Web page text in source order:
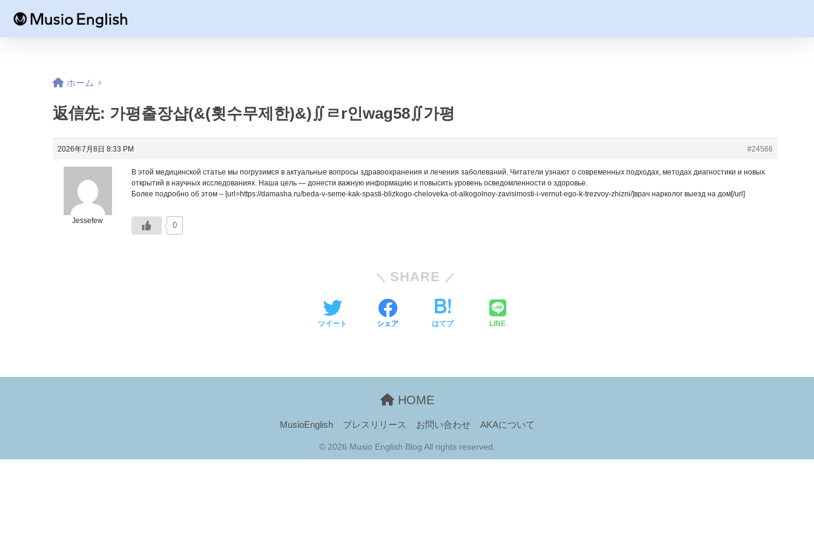
ホーム
返信先: 가평출장샵(&(횟수무제한)&)∬ㄹr인wag58∬가평
2026年7月8日 8:33 PM #24566
Jessefew
В этой медицинской статье мы погрузимся в актуальные вопросы здравоохранения и лечения заболеваний. Читатели узнают о современных подходах, методах диагностики и новых
открытий в научных исследованиях. Наша цель — донести важную информацию и повысить уровень осведомленности о здоровье.
Более подробно об этом – [url=https://damasha.ru/beda-v-seme-kak-spasti-blizkogo-cheloveka-ot-alkogolnoy-zavisimosti-i-vernut-ego-k-trezvoy-zhizni/]врач нарколог выезд на дом[/url]
0
SHARE
ツイート シェア はてブ LINE
HOME
MusioEnglish プレスリリース お問い合わせ AKAについて
© 2026 Musio English Blog All rights reserved.